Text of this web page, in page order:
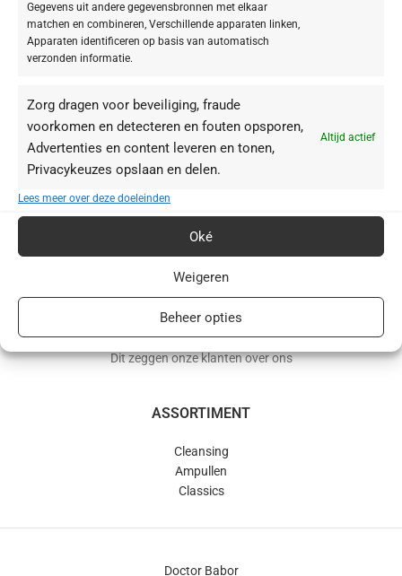
Gegevens uit andere gegevensbronnen met elkaar
matchen en combineren, Verschillende apparaten linken,
Apparaten identificeren op basis van automatisch
verzonden informatie.
Zorg dragen voor beveiliging, fraude
voorkomen en detecteren en fouten opsporen,
Advertenties en content leveren en tonen,
Privacykeuzes opslaan en delen.
Altijd actief
Lees meer over deze doeleinden
Oké
Weigeren
Beheer opties
BABOR webshop | schoonheidsinstituut.nl
+31(0)85 016 0072
info@schoonheidsinstituut.nl
KVK: 96875941
RECENSIES
Dit zeggen onze klanten over ons
ASSORTIMENT
Cleansing
Ampullen
Classics
Doctor Babor